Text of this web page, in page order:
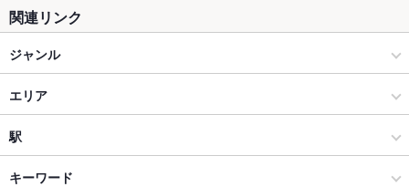
関連リンク
ジャンル
洋食
洋食全般
熊谷・深谷・本庄 × 洋食
エリア
深谷
深谷 × 洋食
駅
ふかや花園駅
キーワード